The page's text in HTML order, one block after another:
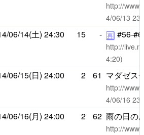
http://
4/06/13
06/14(土) 24:30 15 - 再 #56-
http://
4:20)
06/15(日) 24:00 2 61 マダゼス
http://
4/06/16
06/16(月) 24:00 2 62 雨の日の
http://